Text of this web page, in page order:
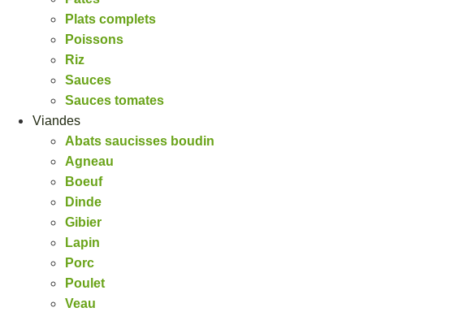
Plats complets
Poissons
Riz
Sauces
Sauces tomates
Viandes
Abats saucisses boudin
Agneau
Boeuf
Dinde
Gibier
Lapin
Porc
Poulet
Veau